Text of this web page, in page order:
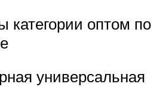
категории оптом по
универсальная